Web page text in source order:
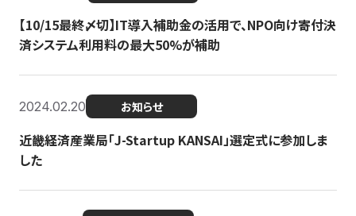
【10/15最終〆切】IT導入補助金の活用で、NPO向け寄付決
済システム利用料の最大50%が補助
2024.02.20 お知らせ
近畿経済産業局「J-Startup KANSAI」選定式に参加しま
した